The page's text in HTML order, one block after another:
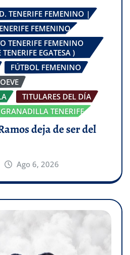
TENERIFE FEMENINO |
FEMENINO
TENERIFE FEMENINO
EGATESA )
FÚTBOL FEMENINO
TITULARES DEL DÍA
TENERIFE
deja de ser del
Ago 6, 2026